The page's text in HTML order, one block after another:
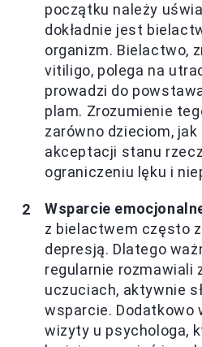
początku należy
dokładnie jest
organizm. Bielactwo,
vitiligo, polega na
prowadzi do
plam. Zrozumienie
zarówno dzieciom,
akceptacji stanu
ograniczeniu lęku i
Wsparcie
z bielactwem często
depresją. Dlatego
regularnie rozmawiali
uczuciach, aktywnie
wsparcie. Dodatkowo
wizyty u psychologa,